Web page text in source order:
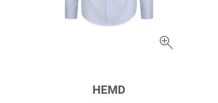
HEMD